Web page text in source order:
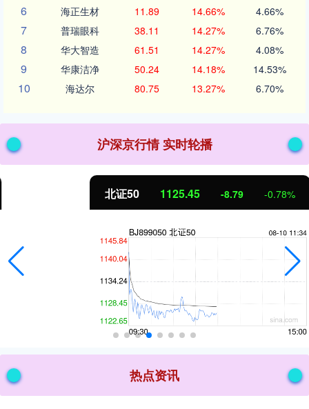
6 海正生材 11.89 14.66% 4.66%
7 普瑞眼科 38.11 14.27% 6.76%
8 华大智造 61.51 14.27% 4.08%
9 华康洁净 50.24 14.18% 14.53%
10 海达尔 80.75 13.27% 6.70%
沪深京行情 实时轮播
1125.45 -8.79 -0.78%
热点资讯